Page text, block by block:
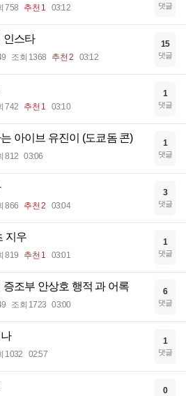
758 추천 1 03:12 댓글
인스타
조회 1368 추천 2 03:12
15
댓글
742 추천 1 03:10
1
댓글
아이브 유진이 (도쿄돔 콘)
812 03:06
1
댓글
866 추천 2 03:04
3
댓글
지우
819 추천 1 03:01
1
댓글
증조부 안상호 행적 과 어록
조회 1723 03:00
6
댓글
1032 02:57
1
댓글
0